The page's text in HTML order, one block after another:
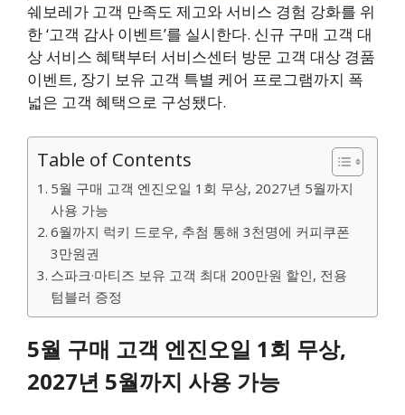
쉐보레가 고객 만족도 제고와 서비스 경험 강화를 위
한 ‘고객 감사 이벤트’를 실시한다. 신규 구매 고객 대
상 서비스 혜택부터 서비스센터 방문 고객 대상 경품
이벤트, 장기 보유 고객 특별 케어 프로그램까지 폭
넓은 고객 혜택으로 구성됐다.
Table of Contents
5월 구매 고객 엔진오일 1회 무상, 2027년 5월까지
사용 가능
6월까지 럭키 드로우, 추첨 통해 3천명에 커피쿠폰
3만원권
스파크·마티즈 보유 고객 최대 200만원 할인, 전용
텀블러 증정
5월 구매 고객 엔진오일 1회 무상,
2027년 5월까지 사용 가능